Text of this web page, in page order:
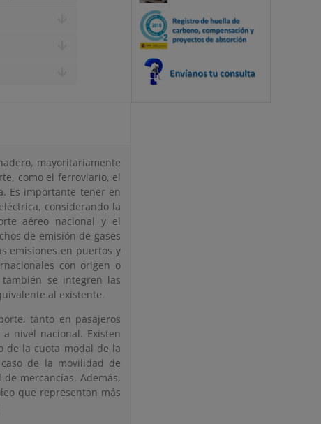
mayoritariamente
como el ferroviario, el
Es importante tener en
considerando la
aéreo nacional y el
de emisión de gases
emisiones en puertos y
con origen o
se integren las
al existente.
tanto en pasajeros
nivel nacional. Existen
de la cuota modal de la
de la movilidad de
mercancías. Además,
que representan más